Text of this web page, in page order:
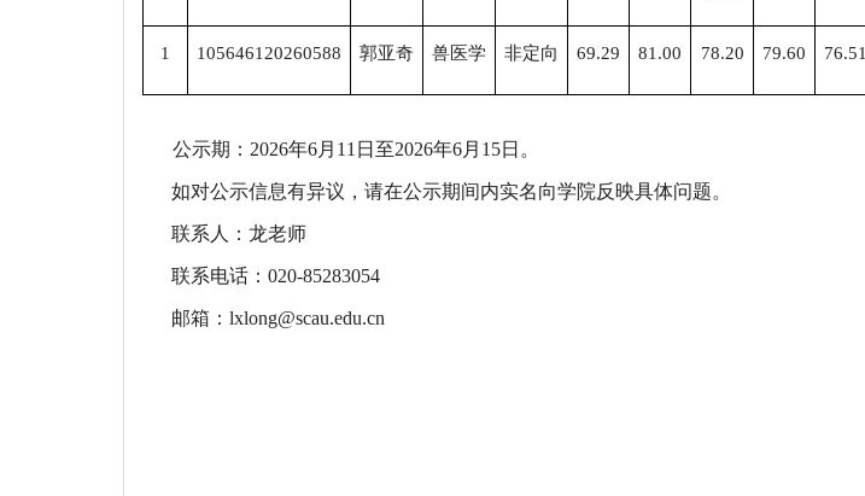
1 105646120260588 郭亚奇 兽医学 非定向 69.29 81.00 78.20 79.60 76.51
公示期： 2026年6月 11日至2026年6月 15日。
如对公示信息有异议，请在公示期间内实名向学院反映具体问题。
联系人： 龙老师
联系电话： 020-85283054
邮箱： lxlong@scau.edu.cn